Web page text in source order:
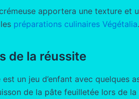
apportera une texture et
préparations culinaires Végétalia.
de la réussite
est un jeu d’enfant avec quelques
de la pâte feuilletée lors de